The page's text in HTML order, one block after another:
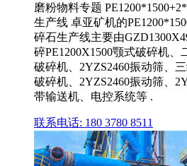
磨粉物料专题
生产线 卓亚矿机的
碎石生产线主要由
碎PE1200X1500颚式破碎机
破碎机、2YZS2460振动筛、
破碎机、2YZS2460振动筛、
带输送机、电控系统等 .
联系电话: 180 3780 8511